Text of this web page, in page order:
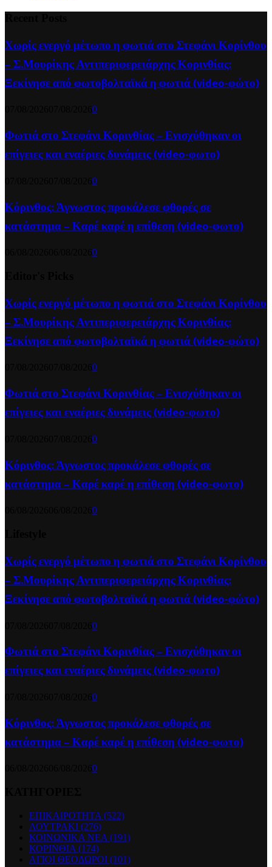
Χωρίς ενεργό μέτωπο η φωτιά στο Στεφάνι Κορίνθου
– Σ.Μουρίκης Αντιπεριφερειάρχης Κορινθίας:
Ξεκίνησε από φωτοβολταϊκά η φωτιά (video-φώτο)
0
Φωτιά στο Στεφάνι Κορινθίας – Ενισχύθηκαν οι
επίγειες και εναέριες δυνάμεις (video-φωτο)
0
Κόρινθος: Άγνωστος προκάλεσε φθορές σε
κατάστημα – Καρέ καρέ η επίθεση (video-φωτο)
0
Χωρίς ενεργό μέτωπο η φωτιά στο Στεφάνι Κορίνθου
– Σ.Μουρίκης Αντιπεριφερειάρχης Κορινθίας:
Ξεκίνησε από φωτοβολταϊκά η φωτιά (video-φώτο)
0
Φωτιά στο Στεφάνι Κορινθίας – Ενισχύθηκαν οι
επίγειες και εναέριες δυνάμεις (video-φωτο)
0
Κόρινθος: Άγνωστος προκάλεσε φθορές σε
κατάστημα – Καρέ καρέ η επίθεση (video-φωτο)
0
Χωρίς ενεργό μέτωπο η φωτιά στο Στεφάνι Κορίνθου
– Σ.Μουρίκης Αντιπεριφερειάρχης Κορινθίας:
Ξεκίνησε από φωτοβολταϊκά η φωτιά (video-φώτο)
0
Φωτιά στο Στεφάνι Κορινθίας – Ενισχύθηκαν οι
επίγειες και εναέριες δυνάμεις (video-φωτο)
0
Κόρινθος: Άγνωστος προκάλεσε φθορές σε
κατάστημα – Καρέ καρέ η επίθεση (video-φωτο)
0
ΕΠΙΚΑΙΡΟΤΗΤΑ (522)
ΛΟΥΤΡΑΚΙ (276)
ΚΟΙΝΩΝΙΚΑ ΝΕΑ (191)
ΚΟΡΙΝΘΙΑ (174)
ΑΓΙΟΙ ΘΕΟΔΩΡΟΙ (101)